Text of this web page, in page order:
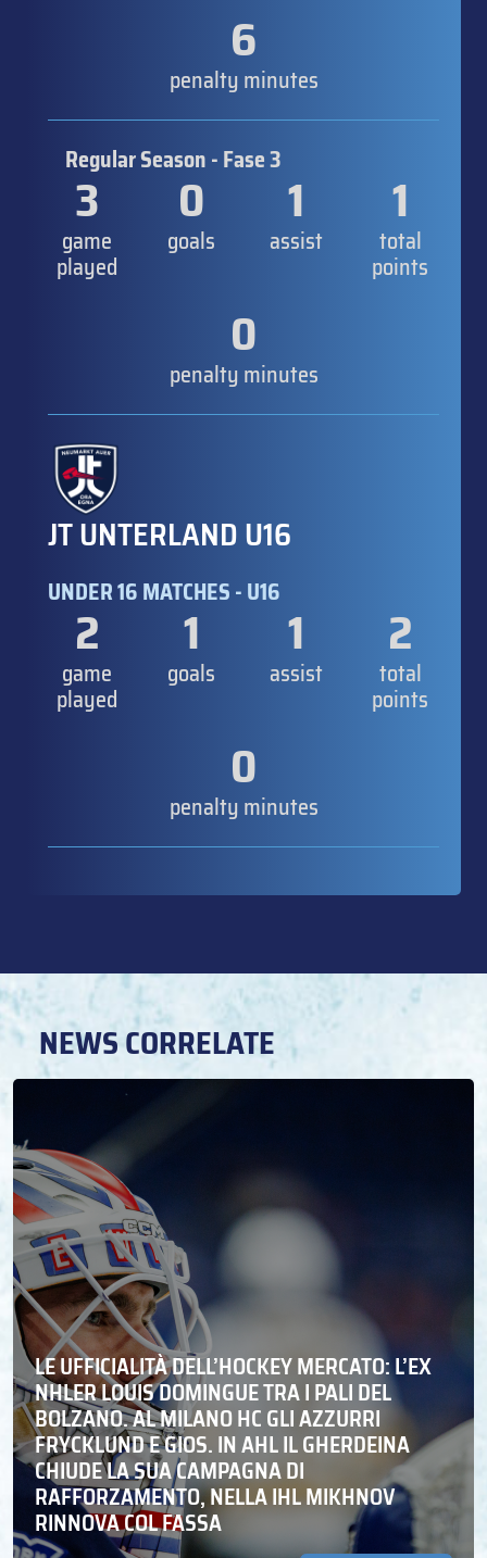
6
penalty minutes
Regular Season - Fase 3
3
game
played
0
goals
1
assist
1
total
points
0
penalty minutes
JT UNTERLAND U16
UNDER 16 MATCHES - U16
2
game
played
1
goals
1
assist
2
total
points
0
penalty minutes
NEWS CORRELATE
LE UFFICIALITÀ DELL’HOCKEY MERCATO: L’EX
NHLER LOUIS DOMINGUE TRA I PALI DEL
BOLZANO. AL MILANO HC GLI AZZURRI
FRYCKLUND E GIOS. IN AHL IL GHERDEINA
CHIUDE LA SUA CAMPAGNA DI
RAFFORZAMENTO, NELLA IHL MIKHNOV
RINNOVA COL FASSA